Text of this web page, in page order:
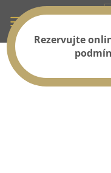
Rezervujte